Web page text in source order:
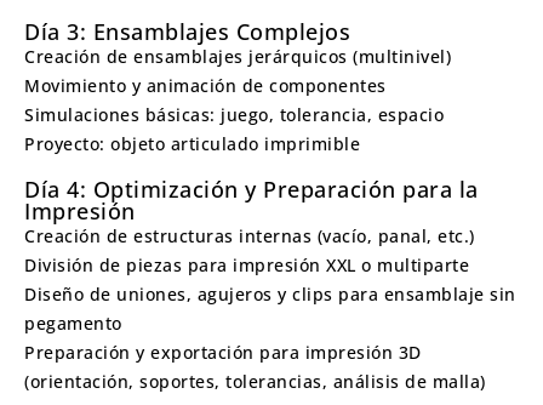
Día 3: Ensamblajes Complejos
Creación de ensamblajes jerárquicos (multinivel)
Movimiento y animación de componentes
Simulaciones básicas: juego, tolerancia, espacio
Proyecto: objeto articulado imprimible
Día 4: Optimización y Preparación para la
Impresión
Creación de estructuras internas (vacío, panal, etc.)
División de piezas para impresión XXL o multiparte
Diseño de uniones, agujeros y clips para ensamblaje sin
pegamento
Preparación y exportación para impresión 3D
(orientación, soportes, tolerancias, análisis de malla)